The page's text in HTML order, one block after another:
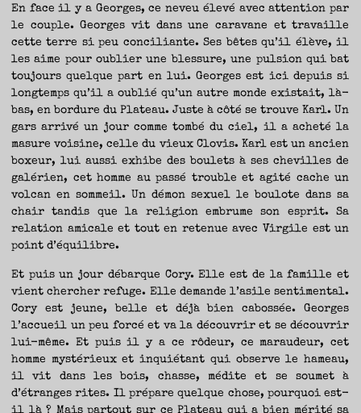
En face il y a Georges, ce neveu élevé avec attention par
le couple. Georges vit dans une caravane et travaille
cette terre si peu conciliante. Ses bêtes qu’il élève, il
les aime pour oublier une blessure, une pulsion qui bat
toujours quelque part en lui. Georges est ici depuis si
longtemps qu’il a oublié qu’un autre monde existait, là-
bas, en bordure du Plateau. Juste à côté se trouve Karl. Un
gars arrivé un jour comme tombé du ciel, il a acheté la
masure voisine, celle du vieux Clovis. Karl est un ancien
boxeur, lui aussi exhibe des boulets à ses chevilles de
galérien, cet homme au passé trouble et agité cache un
volcan en sommeil. Un démon sexuel le boulote dans sa
chair tandis que la religion embrume son esprit. Sa
relation amicale et tout en retenue avec Virgile est un
point d’équilibre.
Et puis un jour débarque Cory. Elle est de la famille et
vient chercher refuge. Elle demande l’asile sentimental.
Cory est jeune, belle et déjà bien cabossée. Georges
l’accueil un peu forcé et va la découvrir et se découvrir
lui-même. Et puis il y a ce rôdeur, ce maraudeur, cet
homme mystérieux et inquiétant qui observe le hameau,
il vit dans les bois, chasse, médite et se soumet à
d’étranges rites. Il prépare quelque chose, pourquoi est-
il là ? Mais partout sur ce Plateau qui a bien mérité sa